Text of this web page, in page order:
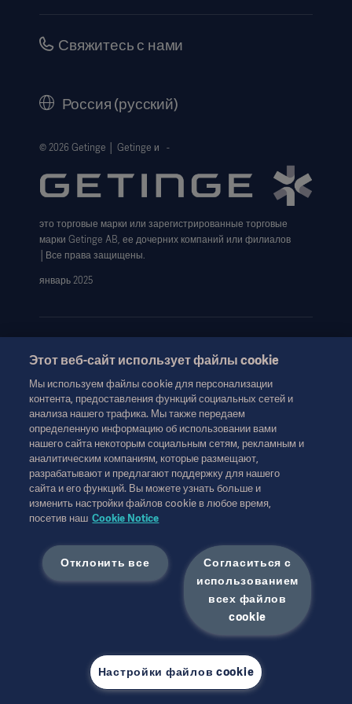
Careers
Website Privacy Policy
Website use disclaimer
Cookie Notice
Data Subject Request Form
Свяжитесь с нами
Россия (русский)
© 2026 Getinge │ Getinge и -
это торговые марки или зарегистрированные торговые
марки Getinge AB, ее дочерних компаний или филиалов
│Все права защищены.
январь 2025
Эта информация предназначена исключительно для
медицинских работников или других профессиональных
аудиторий и носит сугубо информационный характер, не
является исчерпывающей и поэтому не может
рассматриваться как замена инструкции по эксплуатации,
руководства по техническому обслуживанию или
медицинской консультации. Getinge не несет
ответственности за любое действие или бездействие
любой стороны, основанное на этом материале, и
ответственность лежит исключительно на пользователе.
быть недоступны или не разрешены в вашей стране.
Информация не может быть скопирована или использована
полностью или частично без письменного разрешения
Эта информация предназначена для международной
являются их собственными и не обязательно отражают или
представляют точку зрения Getinge.
Этот веб-сайт использует файлы cookie
Мы используем файлы cookie для персонализации
контента, предоставления функций социальных сетей и
анализа нашего трафика. Мы также передаем
определенную информацию об использовании вами
нашего сайта некоторым социальным сетям, рекламным и
аналитическим компаниям, которые размещают,
разрабатывают и предлагают поддержку для нашего
сайта и его функций. Вы можете узнать больше и
изменить настройки файлов cookie в любое время,
посетив наш Cookie Notice
Согласиться с
использованием
всех файлов
cookie
Отклонить все
Настройки файлов cookie